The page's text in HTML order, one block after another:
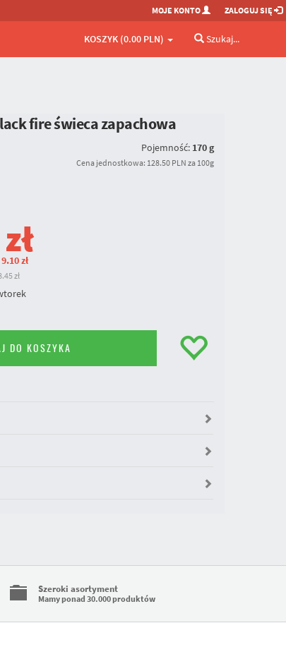
MOJE KONTO ZALOGUJ SIĘ
KOSZYK (0.00 PLN) Szukaj...
fire świeca zapachowa
Pojemność: 170 g
Cena jednostkowa: 128.50 PLN za 100g
zł
9.10 zł
zł
DO KOSZYKA
Szeroki asortyment
Mamy ponad 30.000 produktów